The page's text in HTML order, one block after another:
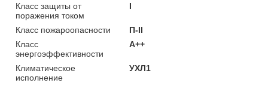
Класс защиты от
поражения током
I
Класс пожароопасности
П-ІІ
Класс
энергоэффективности
A++
Климатическое
исполнение
УХЛ1